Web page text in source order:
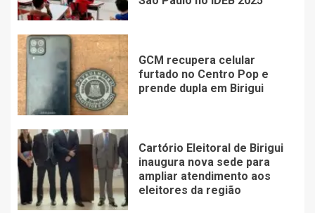
GCM recupera celular
furtado no Centro Pop e
prende dupla em Birigui
Cartório Eleitoral de Birigui
inaugura nova sede para
ampliar atendimento aos
eleitores da região